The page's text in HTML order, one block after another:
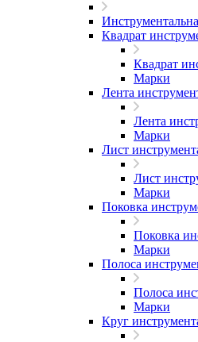
Квадрат
Квадрат
Марки
Лента
Лента
Марки
Лист
Лист
Марки
Поковка
Поковка
Марки
Полоса
Полоса
Марки
Круг